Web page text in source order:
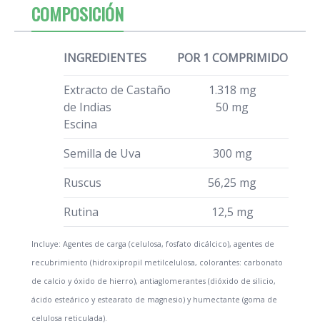
COMPOSICIÓN
INGREDIENTES POR 1 COMPRIMIDO
Extracto de Castaño
de Indias
Escina
1.318 mg
50 mg
Semilla de Uva
300 mg
Ruscus
56,25 mg
Rutina
12,5 mg
Incluye: Agentes de carga (celulosa, fosfato dicálcico), agentes de
recubrimiento (hidroxipropil metilcelulosa, colorantes: carbonato
de calcio y óxido de hierro), antiaglomerantes (dióxido de silicio,
ácido esteárico y estearato de magnesio) y humectante (goma de
celulosa reticulada).